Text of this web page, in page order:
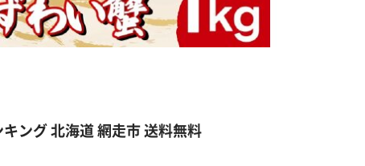
ング 北海道 網走市 送料無料